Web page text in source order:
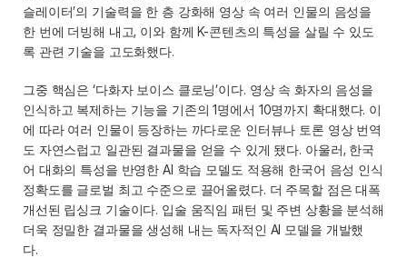
슬레이터’의 기술력을 한 층 강화해 영상 속 여러 인물의 음성을
한 번에 더빙해 내고, 이와 함께 K-콘텐츠의 특성을 살릴 수 있도
록 관련 기술을 고도화했다.
그중 핵심은 ‘다화자 보이스 클로닝’이다. 영상 속 화자의 음성을
인식하고 복제하는 기능을 기존의 1명에서 10명까지 확대했다. 이
에 따라 여러 인물이 등장하는 까다로운 인터뷰나 토론 영상 번역
도 자연스럽고 일관된 결과물을 얻을 수 있게 됐다. 아울러, 한국
어 대화의 특성을 반영한 AI 학습 모델도 적용해 한국어 음성 인식
정확도를 글로벌 최고 수준으로 끌어올렸다. 더 주목할 점은 대폭
개선된 립싱크 기술이다. 입술 움직임 패턴 및 주변 상황을 분석해
더욱 정밀한 결과물을 생성해 내는 독자적인 AI 모델을 개발했
다.